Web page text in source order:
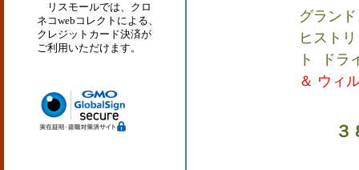
リスモールでは、クロ
ネコwebコレクトによる、
クレジットカード決済が
ご利用いただけます。
グラン
ヒスト
ト ドラ
＆ ウィ